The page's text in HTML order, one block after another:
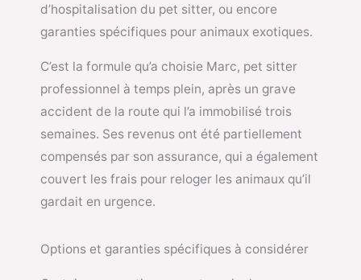
d’hospitalisation du pet sitter, ou encore
garanties spécifiques pour animaux exotiques.
C’est la formule qu’a choisie Marc, pet sitter
professionnel à temps plein, après un grave
accident de la route qui l’a immobilisé trois
semaines. Ses revenus ont été partiellement
compensés par son assurance, qui a également
couvert les frais pour reloger les animaux qu’il
gardait en urgence.
Options et garanties spécifiques à considérer